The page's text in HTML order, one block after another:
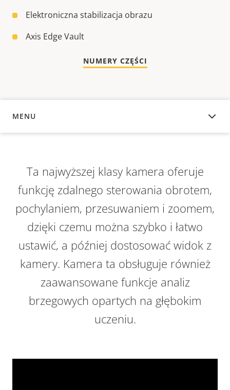
Elektroniczna stabilizacja obrazu
Axis Edge Vault
NUMERY CZĘŚCI
MENU
INFORMACJE OGÓLNE
Ta najwyższej klasy kamera oferuje
funkcję zdalnego sterowania obrotem,
pochylaniem, przesuwaniem i zoomem,
dzięki czemu można szybko i łatwo
ustawić, a później dostosować widok z
kamery. Kamera ta obsługuje również
zaawansowane funkcje analiz
brzegowych opartych na głębokim
uczeniu.